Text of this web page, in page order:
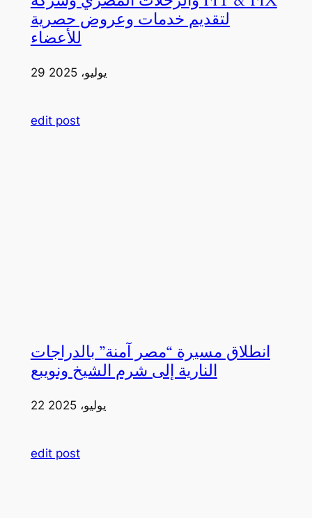
لتقديم خدمات وعروض حصرية
للأعضاء
29 يوليو، 2025
edit post
انطلاق مسيرة “مصر آمنة” بالدراجات
النارية إلى شرم الشيخ ونويبع
22 يوليو، 2025
edit post